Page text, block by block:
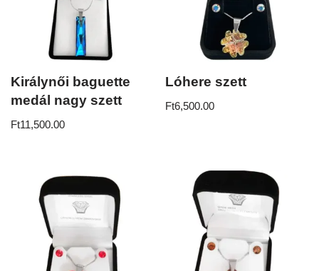
Királynői baguette
medál nagy szett
Ft11,500.00
Lóhere szett
Ft6,500.00